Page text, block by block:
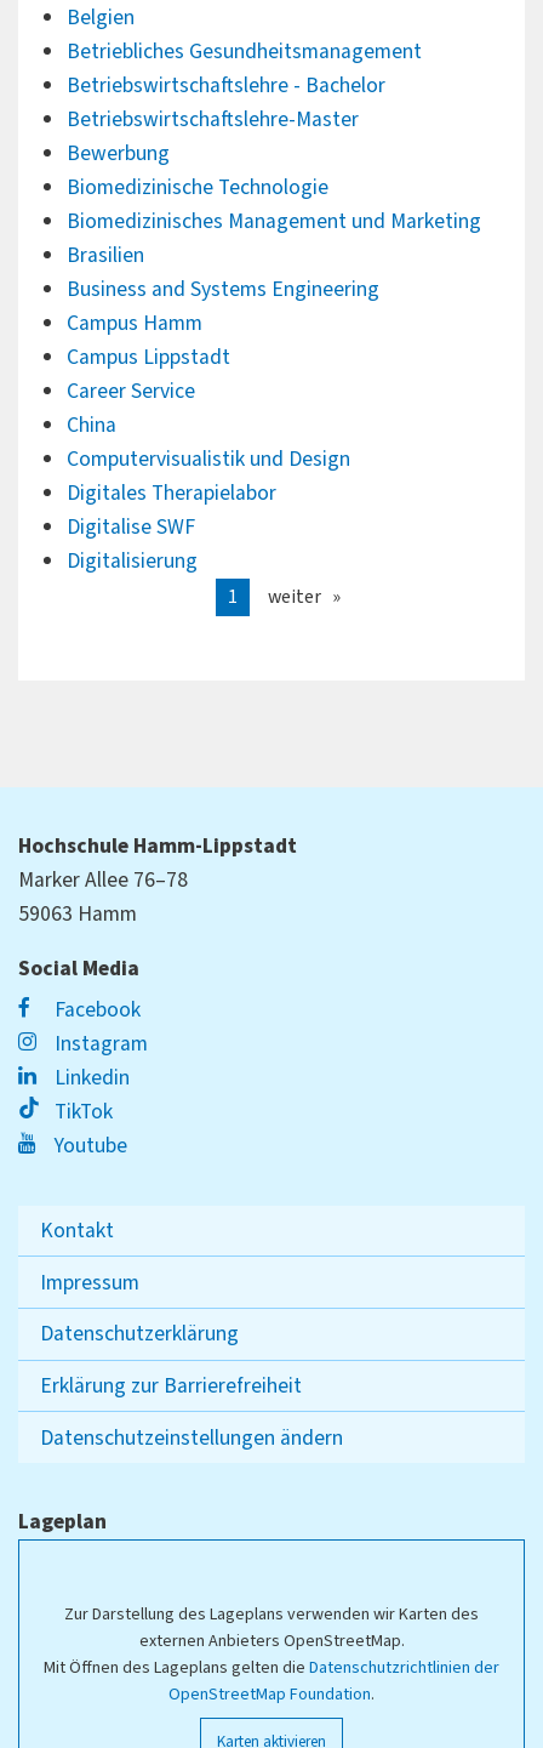
Belgien
Betriebliches Gesundheitsmanagement
Betriebswirtschaftslehre - Bachelor
Betriebswirtschaftslehre-Master
Bewerbung
Biomedizinische Technologie
Biomedizinisches Management und Marketing
Brasilien
Business and Systems Engineering
Campus Hamm
Campus Lippstadt
Career Service
China
Computervisualistik und Design
Digitales Therapielabor
Digitalise SWF
Digitalisierung
1 weiter
Hochschule Hamm-Lippstadt
Marker Allee 76–78
59063 Hamm
Social Media
Facebook
Instagram
Linkedin
TikTok
Youtube
Kontakt
Impressum
Datenschutzerklärung
Erklärung zur Barrierefreiheit
Datenschutzeinstellungen ändern
Lageplan
Zur Darstellung des Lageplans verwenden wir Karten des
externen Anbieters OpenStreetMap.
Mit Öffnen des Lageplans gelten die Datenschutzrichtlinien der
OpenStreetMap Foundation.
Karten aktivieren